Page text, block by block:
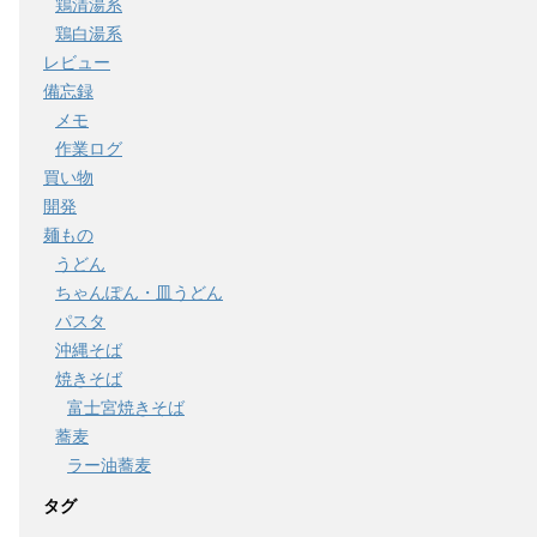
鶏清湯系
鶏白湯系
レビュー
備忘録
メモ
作業ログ
買い物
開発
麺もの
うどん
ちゃんぽん・皿うどん
パスタ
沖縄そば
焼きそば
富士宮焼きそば
蕎麦
ラー油蕎麦
タグ